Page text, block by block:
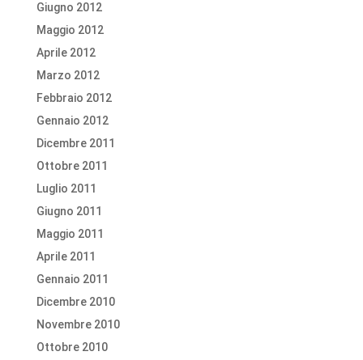
Giugno 2012
Maggio 2012
Aprile 2012
Marzo 2012
Febbraio 2012
Gennaio 2012
Dicembre 2011
Ottobre 2011
Luglio 2011
Giugno 2011
Maggio 2011
Aprile 2011
Gennaio 2011
Dicembre 2010
Novembre 2010
Ottobre 2010